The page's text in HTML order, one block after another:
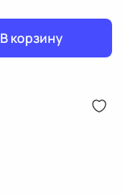
В корзину